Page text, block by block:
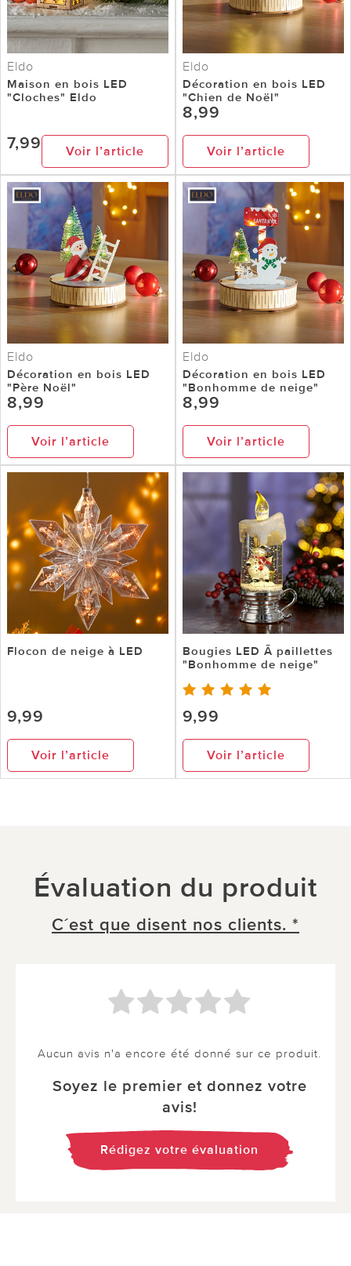
Eldo
Maison en bois LED
"Cloches" Eldo
7,99 Voir l’article
Eldo
Décoration en bois LED
"Chien de Noël"
8,99
Voir l’article
Eldo
Décoration en bois LED
"Père Noël"
8,99
Voir l’article
Eldo
Décoration en bois LED
"Bonhomme de neige"
8,99
Voir l’article
Flocon de neige à LED
9,99
Voir l’article
Bougies LED Ã paillettes
"Bonhomme de neige"
9,99
Voir l’article
Évaluation du produit
C´est que disent nos clients. *
Aucun avis n'a encore été donné sur ce produit.
Soyez le premier et donnez votre
avis!
Rédigez votre évaluation